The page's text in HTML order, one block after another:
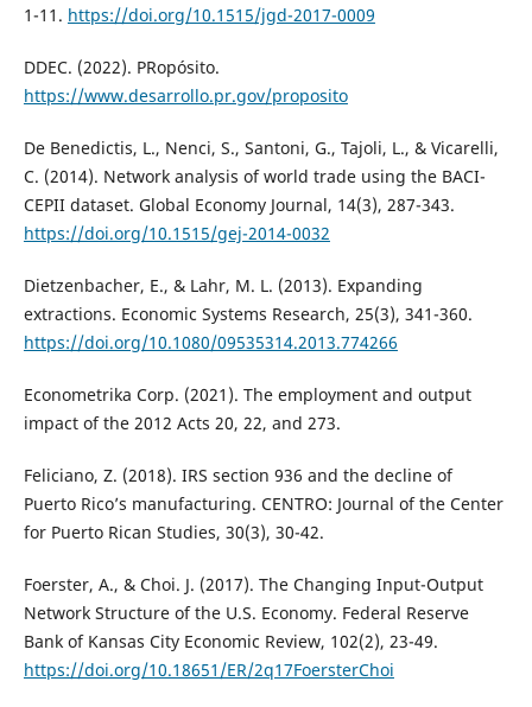
1-11. https://doi.org/10.1515/jgd-2017-0009
DDEC. (2022). PRopósito.
https://www.desarrollo.pr.gov/proposito
De Benedictis, L., Nenci, S., Santoni, G., Tajoli, L., & Vicarelli,
C. (2014). Network analysis of world trade using the BACI-
CEPII dataset. Global Economy Journal, 14(3), 287-343.
https://doi.org/10.1515/gej-2014-0032
Dietzenbacher, E., & Lahr, M. L. (2013). Expanding
extractions. Economic Systems Research, 25(3), 341-360.
https://doi.org/10.1080/09535314.2013.774266
Econometrika Corp. (2021). The employment and output
impact of the 2012 Acts 20, 22, and 273.
Feliciano, Z. (2018). IRS section 936 and the decline of
Puerto Rico’s manufacturing. CENTRO: Journal of the Center
for Puerto Rican Studies, 30(3), 30-42.
Foerster, A., & Choi. J. (2017). The Changing Input-Output
Network Structure of the U.S. Economy. Federal Reserve
Bank of Kansas City Economic Review, 102(2), 23-49.
https://doi.org/10.18651/ER/2q17FoersterChoi